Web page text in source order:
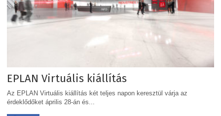
EPLAN Virtuális kiállítás
Az EPLAN Virtuális kiállítás két teljes napon keresztül várja az
érdeklődőket április 28-án és...